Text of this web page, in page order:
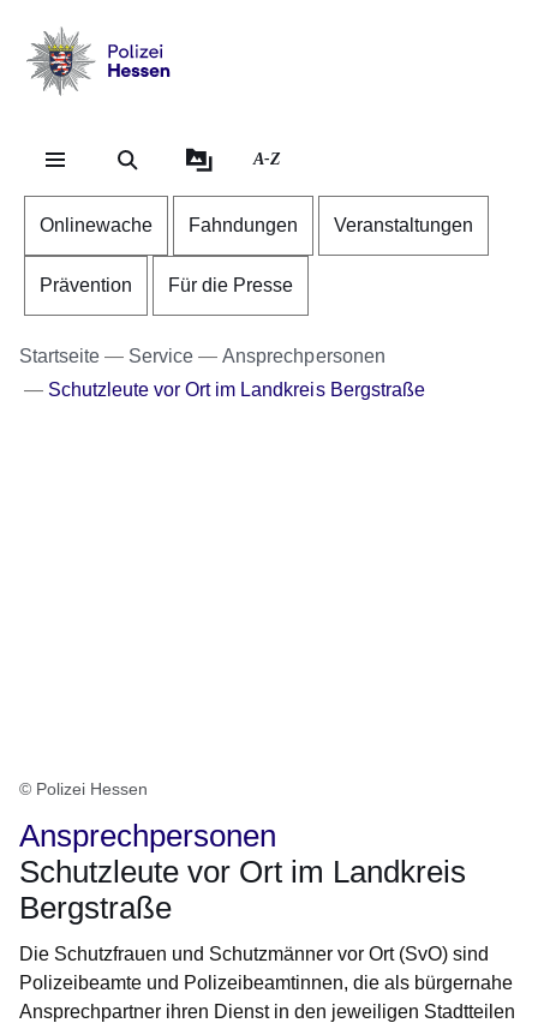
Hessen
A-Z
Onlinewache Fahndungen Veranstaltungen
Prävention Für die Presse
Startseite Service
Ansprechpersonen
Schutzleute vor Ort im Landkreis Bergstraße
© Polizei Hessen
Ansprechpersonen
Schutzleute vor Ort im Landkreis
Bergstraße
Die Schutzfrauen und Schutzmänner vor Ort (SvO) sind
Polizeibeamte und Polizeibeamtinnen, die als bürgernahe
Ansprechpartner ihren Dienst in den jeweiligen Stadtteilen